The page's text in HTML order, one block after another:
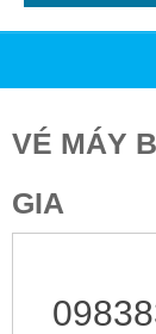
VÉ MÁY
GIA